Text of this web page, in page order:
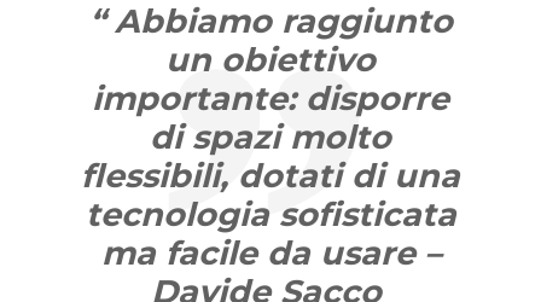
“Abbiamo raggiunto
un obiettivo
importante: disporre
di spazi molto
flessibili, dotati di una
tecnologia sofisticata
ma facile da usare –
Davide Sacco